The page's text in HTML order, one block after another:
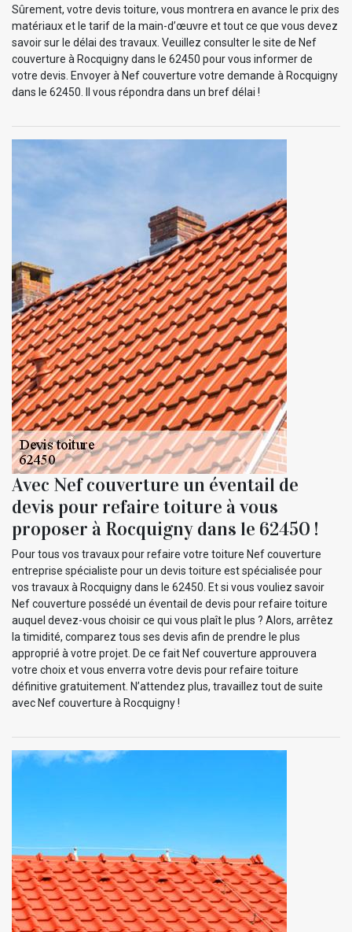
Sûrement, votre devis toiture, vous montrera en avance le prix des
matériaux et le tarif de la main-d’œuvre et tout ce que vous devez
savoir sur le délai des travaux. Veuillez consulter le site de Nef
couverture à Rocquigny dans le 62450 pour vous informer de
votre devis. Envoyer à Nef couverture votre demande à Rocquigny
dans le 62450. Il vous répondra dans un bref délai !
Avec Nef couverture un éventail de
devis pour refaire toiture à vous
proposer à Rocquigny dans le 62450 !
Pour tous vos travaux pour refaire votre toiture Nef couverture
entreprise spécialiste pour un devis toiture est spécialisée pour
vos travaux à Rocquigny dans le 62450. Et si vous vouliez savoir
Nef couverture possédé un éventail de devis pour refaire toiture
auquel devez-vous choisir ce qui vous plaît le plus ? Alors, arrêtez
la timidité, comparez tous ses devis afin de prendre le plus
approprié à votre projet. De ce fait Nef couverture approuvera
votre choix et vous enverra votre devis pour refaire toiture
définitive gratuitement. N’attendez plus, travaillez tout de suite
avec Nef couverture à Rocquigny !